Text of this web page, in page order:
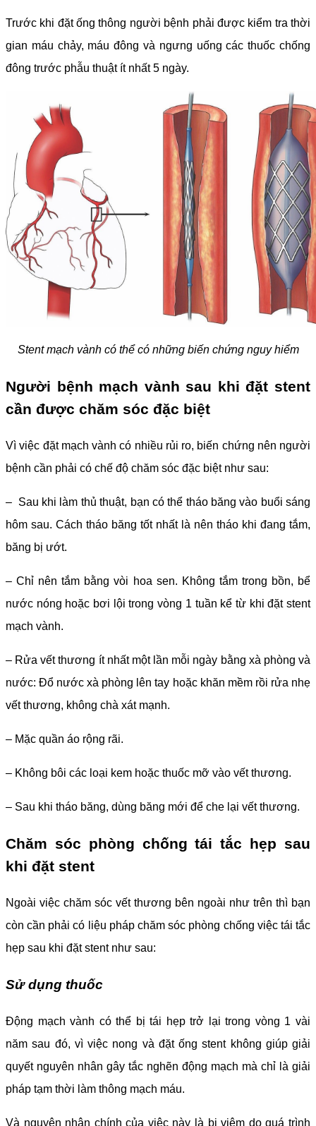
Trước khi đặt ống thông người bệnh phải được kiểm tra thời
gian máu chảy, máu đông và ngưng uống các thuốc chống
đông trước phẫu thuật ít nhất 5 ngày.
Stent mạch vành có thể có những biến chứng nguy hiểm
Người bệnh mạch vành sau khi đặt stent
cần được chăm sóc đặc biệt
Vì việc đặt mạch vành có nhiều rủi ro, biến chứng nên người
bệnh cần phải có chế độ chăm sóc đặc biệt như sau:
– Sau khi làm thủ thuật, bạn có thể tháo băng vào buổi sáng
hôm sau. Cách tháo băng tốt nhất là nên tháo khi đang tắm,
băng bị ướt.
– Chỉ nên tắm bằng vòi hoa sen. Không tắm trong bồn, bể
nước nóng hoặc bơi lội trong vòng 1 tuần kể từ khi đặt stent
mạch vành.
– Rửa vết thương ít nhất một lần mỗi ngày bằng xà phòng và
nước: Đổ nước xà phòng lên tay hoặc khăn mềm rồi rửa nhẹ
vết thương, không chà xát mạnh.
– Mặc quần áo rộng rãi.
– Không bôi các loại kem hoặc thuốc mỡ vào vết thương.
– Sau khi tháo băng, dùng băng mới để che lại vết thương.
Chăm sóc phòng chống tái tắc hẹp sau
khi đặt stent
Ngoài việc chăm sóc vết thương bên ngoài như trên thì bạn
còn cần phải có liệu pháp chăm sóc phòng chống việc tái tắc
hẹp sau khi đặt stent như sau:
Sử dụng thuốc
Động mạch vành có thể bị tái hẹp trở lại trong vòng 1 vài
năm sau đó, vì việc nong và đặt ống stent không giúp giải
quyết nguyên nhân gây tắc nghẽn động mạch mà chỉ là giải
pháp tạm thời làm thông mạch máu.
Và nguyên nhân chính của việc này là bị viêm do quá trình